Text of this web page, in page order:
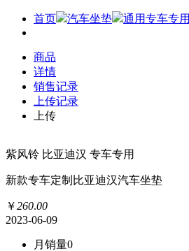
首页 汽车坐垫 通用专车专用
商品
详情
销售记录
上传记录
上传
紫风铃 比亚迪汉 专车专用
新款专车定制比亚迪汉汽车坐垫
￥260.00
2023-06-09
月销量0